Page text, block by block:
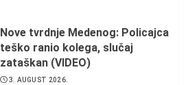
Nove tvrdnje Medenog: Policajca
teško ranio kolega, slučaj
zataškan (VIDEO)
3. AUGUST 2026.